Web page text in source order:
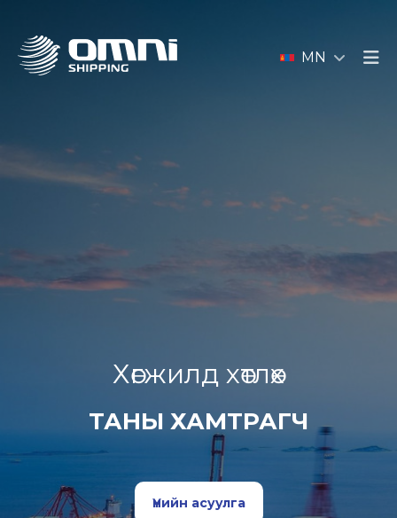
MN
Хөгжилд хөтлөх
ТАНЫ ХАМТРАГЧ
Үнийн асуулга